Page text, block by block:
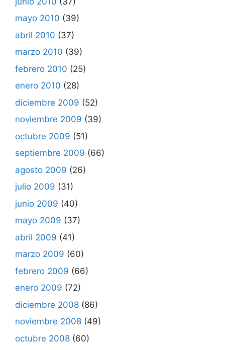
mayo 2010 (39)
abril 2010 (37)
marzo 2010 (39)
febrero 2010 (25)
enero 2010 (28)
diciembre 2009 (52)
noviembre 2009 (39)
octubre 2009 (51)
septiembre 2009 (66)
agosto 2009 (26)
julio 2009 (31)
junio 2009 (40)
mayo 2009 (37)
abril 2009 (41)
marzo 2009 (60)
febrero 2009 (66)
enero 2009 (72)
diciembre 2008 (86)
noviembre 2008 (49)
octubre 2008 (60)